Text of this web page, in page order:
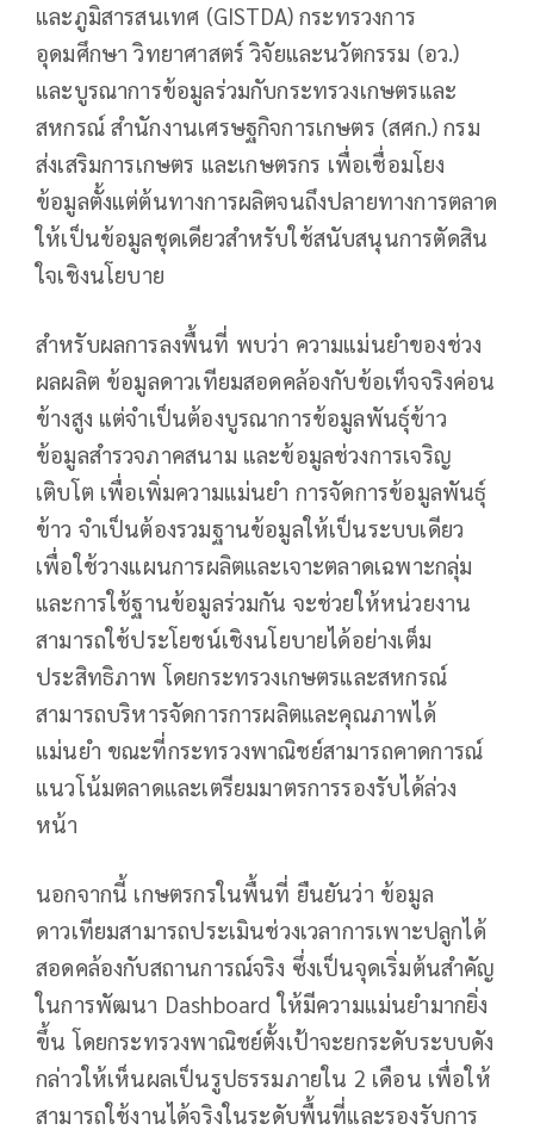
และภูมิสารสนเทศ (GISTDA) กระทรวงการ
อุดมศึกษา วิทยาศาสตร์ วิจัยและนวัตกรรม (อว.)
และบูรณาการข้อมูลร่วมกับกระทรวงเกษตรและ
สหกรณ์ สำนักงานเศรษฐกิจการเกษตร (สศก.) กรม
ส่งเสริมการเกษตร และเกษตรกร เพื่อเชื่อมโยง
ข้อมูลตั้งแต่ต้นทางการผลิตจนถึงปลายทางการตลาด
ให้เป็นข้อมูลชุดเดียวสำหรับใช้สนับสนุนการตัดสิน
ใจเชิงนโยบาย
สำหรับผลการลงพื้นที่ พบว่า ความแม่นยำของช่วง
ผลผลิต ข้อมูลดาวเทียมสอดคล้องกับข้อเท็จจริงค่อน
ข้างสูง แต่จำเป็นต้องบูรณาการข้อมูลพันธุ์ข้าว
ข้อมูลสำรวจภาคสนาม และข้อมูลช่วงการเจริญ
เติบโต เพื่อเพิ่มความแม่นยำ การจัดการข้อมูลพันธุ์
ข้าว จำเป็นต้องรวมฐานข้อมูลให้เป็นระบบเดียว
เพื่อใช้วางแผนการผลิตและเจาะตลาดเฉพาะกลุ่ม
และการใช้ฐานข้อมูลร่วมกัน จะช่วยให้หน่วยงาน
สามารถใช้ประโยชน์เชิงนโยบายได้อย่างเต็ม
ประสิทธิภาพ โดยกระทรวงเกษตรและสหกรณ์
สามารถบริหารจัดการการผลิตและคุณภาพได้
แม่นยำ ขณะที่กระทรวงพาณิชย์สามารถคาดการณ์
แนวโน้มตลาดและเตรียมมาตรการรองรับได้ล่วง
หน้า
นอกจากนี้ เกษตรกรในพื้นที่ ยืนยันว่า ข้อมูล
ดาวเทียมสามารถประเมินช่วงเวลาการเพาะปลูกได้
สอดคล้องกับสถานการณ์จริง ซึ่งเป็นจุดเริ่มต้นสำคัญ
ในการพัฒนา Dashboard ให้มีความแม่นยำมากยิ่ง
ขึ้น โดยกระทรวงพาณิชย์ตั้งเป้าจะยกระดับระบบดัง
กล่าวให้เห็นผลเป็นรูปธรรมภายใน 2 เดือน เพื่อให้
สามารถใช้งานได้จริงในระดับพื้นที่และรองรับการ